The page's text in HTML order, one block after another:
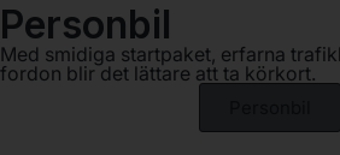
Personbil
Med smidiga startpaket, erfarna
fordon blir det lättare att ta körkort.